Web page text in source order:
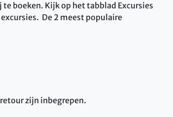
boeken. Kijk op het tabblad Excursies
De 2 meest populaire
zijn inbegrepen.